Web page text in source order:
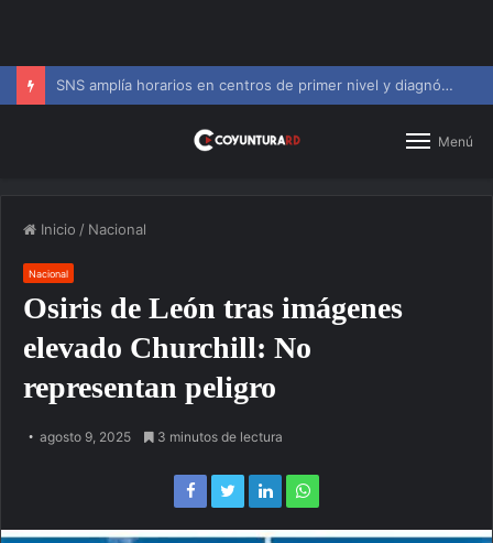
SNS amplía horarios en centros de primer nivel y diagnósticos
Menú
Inicio / Nacional
Nacional
Osiris de León tras imágenes
elevado Churchill: No
representan peligro
agosto 9, 2025 3 minutos de lectura